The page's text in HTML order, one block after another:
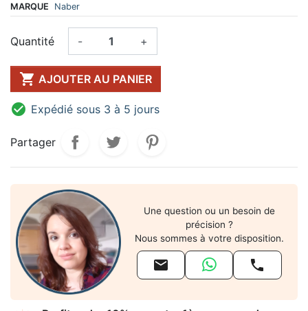
MARQUE
Naber
Quantité - +
 AJOUTER AU PANIER
 Expédié sous 3 à 5 jours
Partager
Une question ou un besoin de
précision ?
Nous sommes à votre disposition.
 